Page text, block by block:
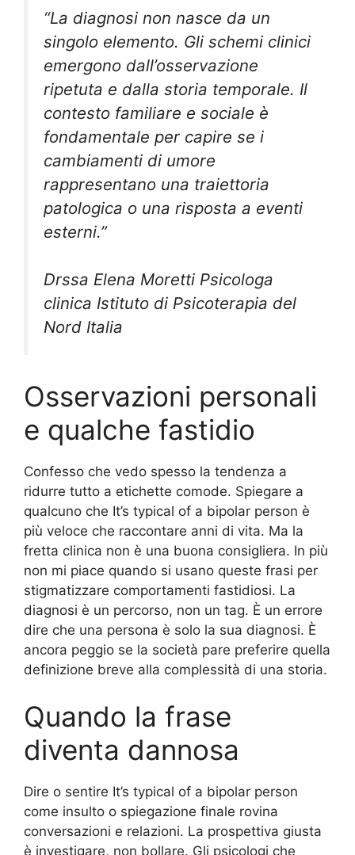
“La diagnosi non nasce da un
singolo elemento. Gli schemi clinici
emergono dall’osservazione
ripetuta e dalla storia temporale. Il
contesto familiare e sociale è
fondamentale per capire se i
cambiamenti di umore
rappresentano una traiettoria
patologica o una risposta a eventi
esterni.”
Drssa Elena Moretti Psicologa
clinica Istituto di Psicoterapia del
Nord Italia
Osservazioni personali
e qualche fastidio
Confesso che vedo spesso la tendenza a
ridurre tutto a etichette comode. Spiegare a
qualcuno che It’s typical of a bipolar person è
più veloce che raccontare anni di vita. Ma la
fretta clinica non è una buona consigliera. In più
non mi piace quando si usano queste frasi per
stigmatizzare comportamenti fastidiosi. La
diagnosi è un percorso, non un tag. È un errore
dire che una persona è solo la sua diagnosi. È
ancora peggio se la società pare preferire quella
definizione breve alla complessità di una storia.
Quando la frase
diventa dannosa
Dire o sentire It’s typical of a bipolar person
come insulto o spiegazione finale rovina
conversazioni e relazioni. La prospettiva giusta
è investigare, non bollare. Gli psicologi che